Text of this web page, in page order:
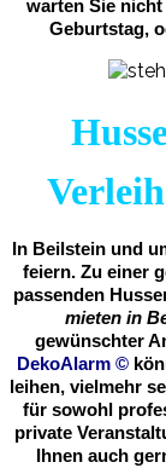
warten Sie
Geburtstag,
In Beilstein und
feiern. Zu einer
passenden
mieten in
gewünschter
DekoAlarm ©
leihen, vielmehr
für sowohl
private
Ihnen auch